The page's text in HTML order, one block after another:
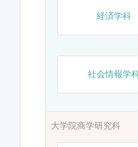
経済学科
社会情報学
大学院商学研究科